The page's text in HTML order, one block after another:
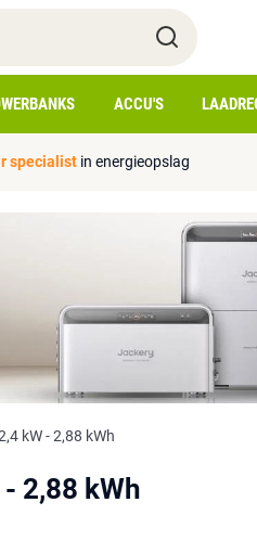
ACCU'S
specialist in energieopslag
kW - 2,88 kWh
2,88 kWh